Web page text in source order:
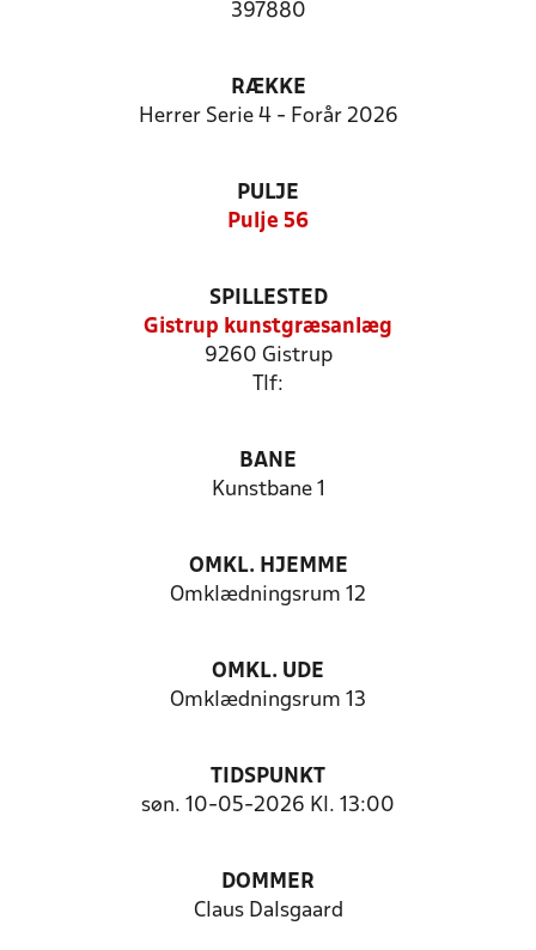
397880
RÆKKE
Herrer Serie 4 - Forår 2026
PULJE
Pulje 56
SPILLESTED
Gistrup kunstgræsanlæg
9260 Gistrup
Tlf:
BANE
Kunstbane 1
OMKL. HJEMME
Omklædningsrum 12
OMKL. UDE
Omklædningsrum 13
TIDSPUNKT
søn. 10-05-2026 Kl. 13:00
DOMMER
Claus Dalsgaard